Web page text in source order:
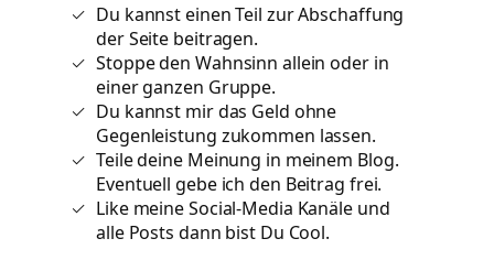
Du kannst einen Teil zur Abschaffung
der Seite beitragen.
Stoppe den Wahnsinn allein oder in
einer ganzen Gruppe.
Du kannst mir das Geld ohne
Gegenleistung zukommen lassen.
Teile deine Meinung in meinem Blog.
Eventuell gebe ich den Beitrag frei.
Like meine Social-Media Kanäle und
alle Posts dann bist Du Cool.